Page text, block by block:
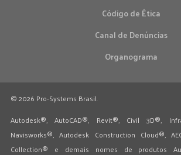
Código de Ética
Canal de Denúncias
Organograma
© 2026 Pro-Systems Brasil.
Autodesk®, AutoCAD®, Revit®, Civil 3D®,
Navisworks®, Autodesk Construction Cloud®,
Collection® e demais nomes de produtos